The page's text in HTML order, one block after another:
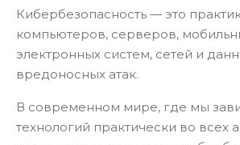
Кибербезопасность — это
компьютеров, серверов,
электронных систем, сетей и
вредоносных атак.
В современном мире, где мы
технологий практически во всех